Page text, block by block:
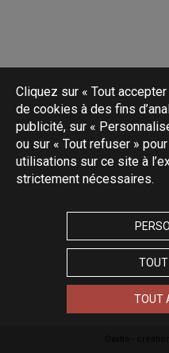
Cliquez sur « Tout
de cookies à des fins
publicité, sur «
ou sur « Tout refuser »
utilisations sur ce site à
strictement nécessaires.
TOUT
TOUT